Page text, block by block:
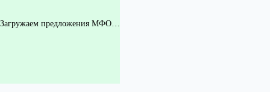
Загружаем предложения МФО…